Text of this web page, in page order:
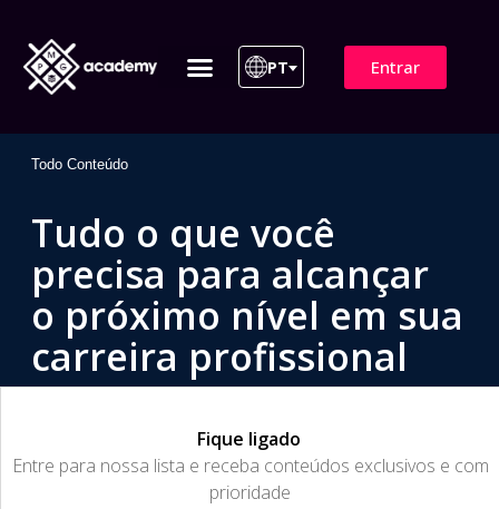
PT Entrar
Todo Conteúdo
Tudo o que você
precisa para alcançar
o próximo nível em sua
carreira profissional
Fique ligado
​Entre para nossa lista e receba conteúdos exclusivos e com
prioridade